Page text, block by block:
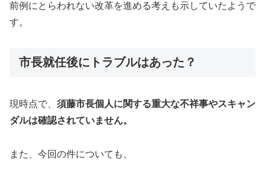
前例にとらわれない改革を進める考えも示していたようで
す。
市長就任後にトラブルはあった？
現時点で、 須藤市長個人に関する重大な不祥事やスキャン
ダルは確認されていません。
また、今回の件についても、